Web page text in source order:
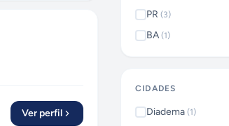
Ver perfil
PR (3)
BA (1)
CIDADES
Diadema (1)